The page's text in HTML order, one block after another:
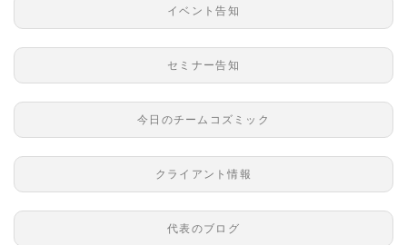
イベント告知
セミナー告知
今日のチームコズミック
クライアント情報
代表のブログ